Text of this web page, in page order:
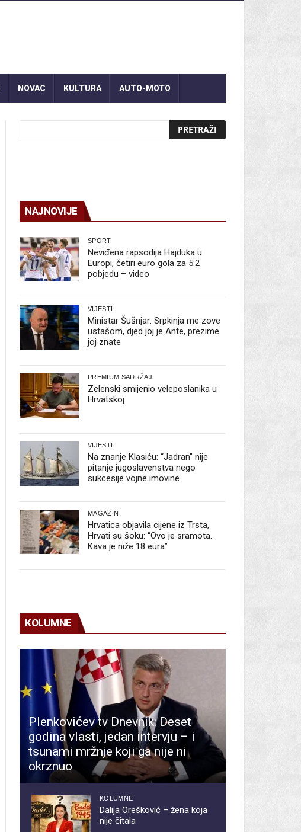
NOVAC KULTURA AUTO-MOTO
NAJNOVIJE
SPORT
Neviđena rapsodija Hajduka u
Europi, četiri euro gola za 5:2
pobjedu – video
VIJESTI
Ministar Šušnjar: Srpkinja me zove
ustašom, djed joj je Ante, prezime
joj znate
PREMIUM SADRŽAJ
Zelenski smijenio veleposlanika u
Hrvatskoj
VIJESTI
Na znanje Klasiću: “Jadran” nije
pitanje jugoslavenstva nego
sukcesije vojne imovine
MAGAZIN
Hrvatica objavila cijene iz Trsta,
Hrvati su šoku: “Ovo je sramota.
Kava je niže 18 eura”
KOLUMNE
Plenkovićev tv Dnevnik: Deset
godina vlasti, jedan intervju – i
tsunami mržnje koji ga nije ni
okrznuo
KOLUMNE
Dalija Orešković – žena koja
nije čitala